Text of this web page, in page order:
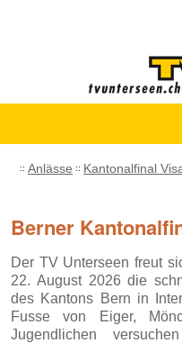
Startseite
Verein
Bilder
Anlässe Kantonalfinal
Berner
Der TV Unterseen freut
22. August 2026 die
des Kantons Bern in
Fusse von Eiger,
Jugendlichen